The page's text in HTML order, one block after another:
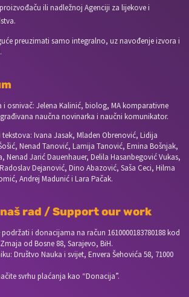
ili nadležnoj Agenciji za lijekove i
preuzimati samo integralno, uz navođenje izvora i
i osnivač: Jelena Kalinić, biolog, MA komparativne
naučna novinarka i naučni komunikator.
Ivana Jasak, Mladen Obrenović, Lidija
Nenad Tanović, Lamija Tanović, Emina Bošnjak,
Nenad Jarić Dauenhauer, Delila Hasanbegović Vukas,
Dejanović, Dino Abazović, Saša Ceci, Hilma
Andrej Madunić i Lara Pačak.
rad / Support our work
podržati i donacijama na račun 1610000183780188 kod
od Bosne 88, Sarajevo, BiH.
Društvo Nauka i svijet, Envera Šehovića 58, 71000
svrhu plaćanja kao “Donacija”.